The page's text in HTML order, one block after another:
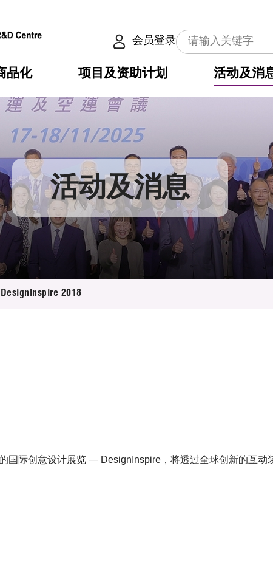
会员登录
品化
技术
服务之创新技术
项目及资助计划
计划书
活动及消
活动及消息
DesignInspire 2018
国际创意设计展览 — DesignInspire，将透过全球创新的互